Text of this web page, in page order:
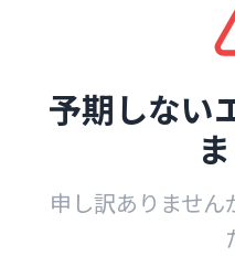
予期しない
申し訳ありませ